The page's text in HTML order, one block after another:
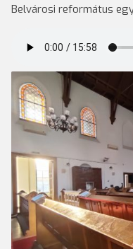
Belvárosi református